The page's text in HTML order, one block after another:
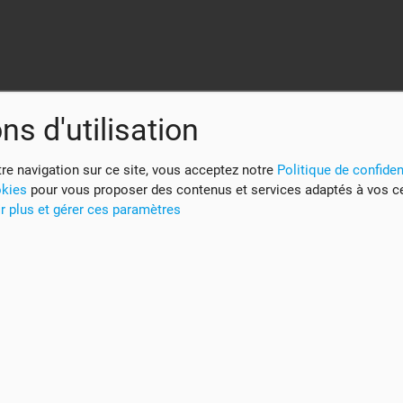
d'utilisation
navigation sur ce site, vous acceptez notre Politique de
pour vous proposer des contenus et services adaptés à vos
plus et gérer ces paramètres